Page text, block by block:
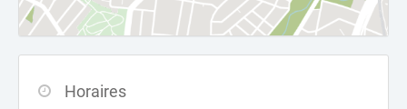
Horaires